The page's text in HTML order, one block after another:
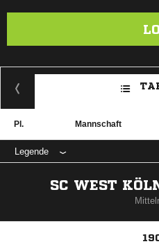
Pl. Mannschaft
Legende
SC WEST